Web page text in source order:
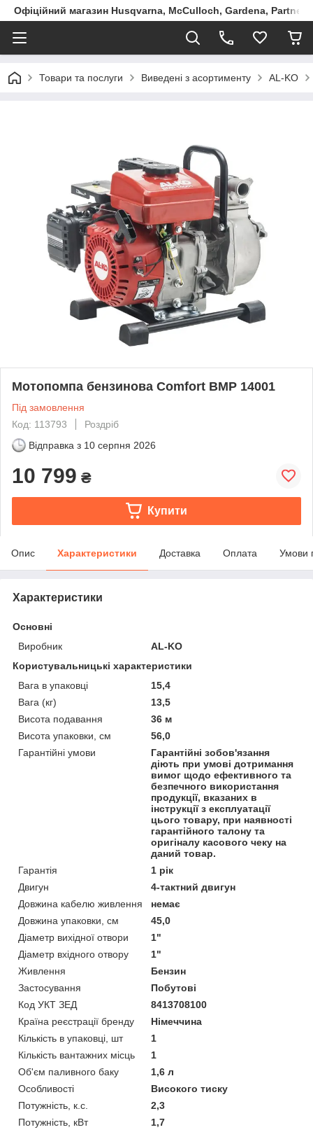
Офіційний магазин Husqvarna, McCulloch, Gardena, Partner
Товари та послуги Виведені з асортименту AL-KO
Мотопомпа бензинова Comfort BMP 14001
Під замовлення
Код: 113793
Роздріб
Відправка з 10 серпня 2026
10 799 ₴
Купити
Опис Характеристики Доставка Оплата Умови
Характеристики
Основні
Виробник
AL-KO
Користувальницькі характеристики
Вага в упаковці
15,4
Вага (кг)
13,5
Висота подавання
36 м
Висота упаковки, см
56,0
Гарантійні умови
Гарантійні зобов'язання
діють при умові дотримання
вимог щодо ефективного та
безпечного використання
продукції, вказаних в
інструкції з експлуатації
цього товару, при наявності
гарантійного талону та
оригіналу касового чеку на
даний товар.
Гарантія
1 рік
Двигун
4-тактний двигун
Довжина кабелю живлення
немає
Довжина упаковки, см
45,0
Діаметр вихідної отвори
1"
Діаметр вхідного отвору
1"
Живлення
Бензин
Застосування
Побутові
Код УКТ ЗЕД
8413708100
Країна реєстрації бренду
Німеччина
Кількість в упаковці, шт
1
Кількість вантажних місць
1
Об'єм паливного баку
1,6 л
Особливості
Високого тиску
Потужність, к.с.
2,3
Потужність, кВт
1,7